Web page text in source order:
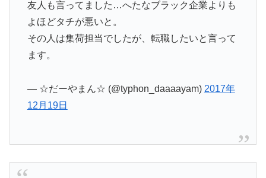
友人も言ってました…へたなブラック企業よりも
よほどタチが悪いと。
その人は集荷担当でしたが、転職したいと言って
ます。
— ☆だーやまん☆ (@typhon_daaaayam) 2017年
12月19日